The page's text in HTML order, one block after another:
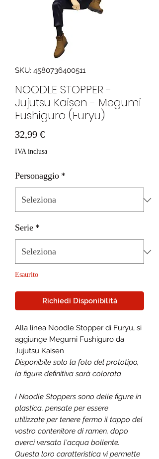
SKU: 4580736400511
NOODLE STOPPER -
Jujutsu Kaisen - Megumi
Fushiguro (Furyu)
32,99 €Prezzo
IVA inclusa
Personaggio *
Serie *
Esaurito
Richiedi Disponibilità
Alla linea Noodle Stopper di Furyu, si
aggiunge Megumi Fushiguro da
Jujutsu Kaisen
Disponibile solo la foto del prototipo,
la figure definitiva sarà colorata
I Noodle Stoppers sono delle figure in
plastica, pensate per essere
utilizzate per tenere fermo il tappo del
vostro contenitore di ramen, dopo
averci versato l'acqua bollente.
Questa loro caratteristica vi permette